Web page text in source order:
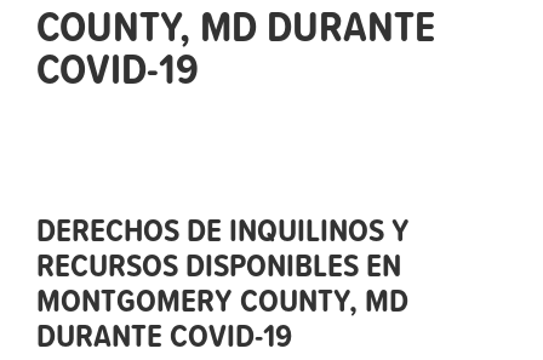
COUNTY, MD DURANTE
COVID-19
DERECHOS DE INQUILINOS Y
RECURSOS DISPONIBLES EN
MONTGOMERY COUNTY, MD
DURANTE COVID-19